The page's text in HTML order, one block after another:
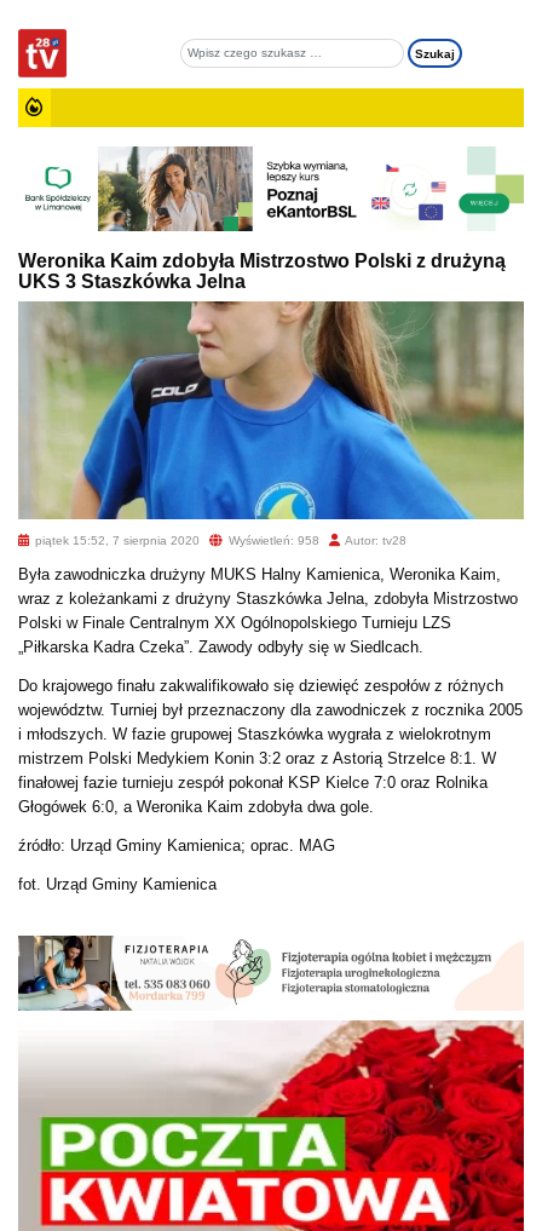
Weronika Kaim zdobyła Mistrzostwo Polski z drużyną
UKS 3 Staszkówka Jelna
piątek 15:52, 7 sierpnia 2020 Wyświetleń: 958 Autor: tv28
Była zawodniczka drużyny MUKS Halny Kamienica, Weronika Kaim,
wraz z koleżankami z drużyny Staszkówka Jelna, zdobyła Mistrzostwo
Polski w Finale Centralnym XX Ogólnopolskiego Turnieju LZS
„Piłkarska Kadra Czeka”. Zawody odbyły się w Siedlcach.
Do krajowego finału zakwalifikowało się dziewięć zespołów z różnych
województw. Turniej był przeznaczony dla zawodniczek z rocznika 2005
i młodszych. W fazie grupowej Staszkówka wygrała z wielokrotnym
mistrzem Polski Medykiem Konin 3:2 oraz z Astorią Strzelce 8:1. W
finałowej fazie turnieju zespół pokonał KSP Kielce 7:0 oraz Rolnika
Głogówek 6:0, a Weronika Kaim zdobyła dwa gole.
źródło: Urząd Gminy Kamienica; oprac. MAG
fot. Urząd Gminy Kamienica